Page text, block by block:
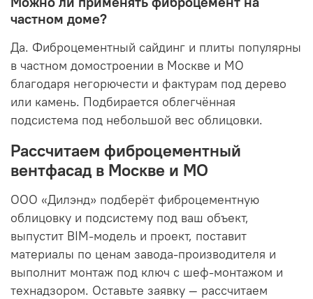
частном доме?
Да. Фиброцементный сайдинг и плиты популярны
в частном домостроении в Москве и МО
благодаря негорючести и фактурам под дерево
или камень. Подбирается облегчённая
подсистема под небольшой вес облицовки.
Рассчитаем фиброцементный
вентфасад в Москве и МО
ООО «Дилэнд» подберёт фиброцементную
облицовку и подсистему под ваш объект,
выпустит BIM-модель и проект, поставит
материалы по ценам завода-производителя и
выполнит монтаж под ключ с шеф-монтажом и
технадзором. Оставьте заявку — рассчитаем